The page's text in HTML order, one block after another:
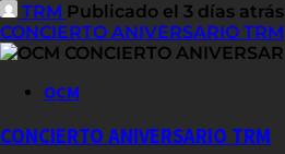
TRM Publicado el 3 días atrás
CONCIERTO ANIVERSARIO TRM
OCM
CONCIERTO ANIVERSARIO TRM